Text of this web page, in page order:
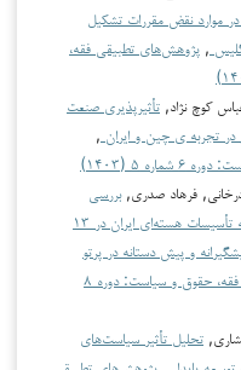
موارد نقض مقررات تشکیل
, پژوهش‌های تطبیقی فقه،
کوچ نژاد, تأثیرپذیری صنعت
تجربه ی چین و ایران ,
۵ (۱۴۰۳)
فرهاد صدری,بررسی
حقوقی-تحلیلی حمله نظامی اسرائیل به تأسیسات هسته‌ای ایران در ۱۳
پیشگیرانه و پیش دستانه در پرتو
پژوهش‌های تطبیقی فقه، حقوق و سیاست: دوره ۸
تحلیل تأثیر سیاست‌های
پایدار
پژوهش‌های تطبیقی